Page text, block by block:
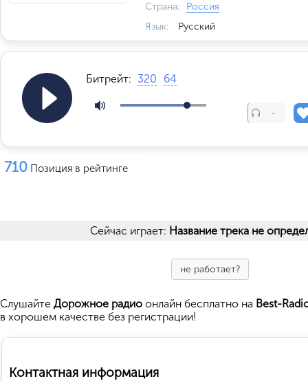
Страна:
Россия
Язык:
Русский
Битрейт: 320 64
-
710 Позиция в рейтинге
Сейчас играет: Название трека не
не работает?
Cлушайте Дорожное радио онлайн бесплатно на Best-
в хорошем качестве без регистрации!
Контактная информация